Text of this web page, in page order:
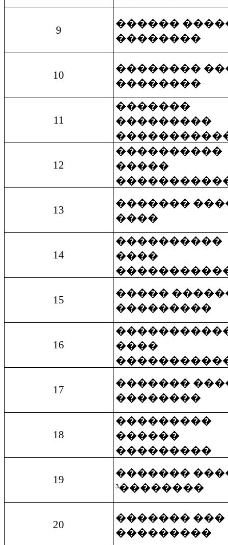
9
������
��������
10
��������
��������
11
�������
���������
12
����������
�����
13
�������
����
14
����������
����
15
�����
���������
16
����
17
�������
��������
18
���������
������
���������
19
�������
³��������
20
������� ���
���������